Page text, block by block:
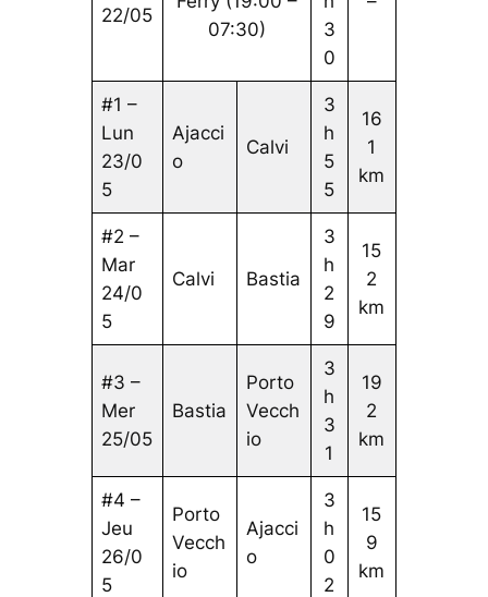
22/05
07:30)
3
0
#1 –
Lun
23/0
5
Ajacci
o
Calvi
3
h
5
5
16
1
km
#2 –
Mar
24/0
5
Calvi Bastia
3
h
2
9
15
2
km
#3 –
Mer
25/05
Bastia
Porto
Vecch
io
3
h
3
1
19
2
km
#4 –
Jeu
26/0
5
Porto
Vecch
io
Ajacci
o
3
h
0
2
15
9
km